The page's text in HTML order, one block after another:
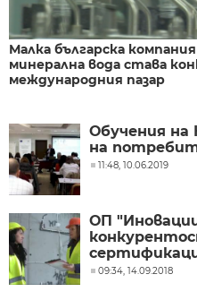
Малка българска
минерална вода става
международния пазар
Обучения
на
11:48, 10.06.2019
ОП
09:34, 14.09.2018